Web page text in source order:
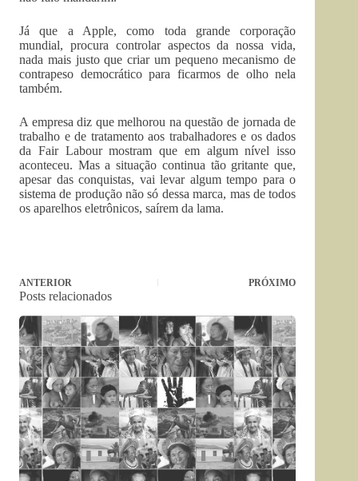
Já que a Apple, como toda grande corporação
mundial, procura controlar aspectos da nossa vida,
nada mais justo que criar um pequeno mecanismo de
contrapeso democrático para ficarmos de olho nela
também.
A empresa diz que melhorou na questão de jornada de
trabalho e de tratamento aos trabalhadores e os dados
da Fair Labour mostram que em algum nível isso
aconteceu. Mas a situação continua tão gritante que,
apesar das conquistas, vai levar algum tempo para o
sistema de produção não só dessa marca, mas de todos
os aparelhos eletrônicos, saírem da lama.
ANTERIOR PRÓXIMO
Posts relacionados